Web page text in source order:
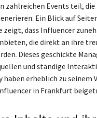
zahlreichen Events teil,
Ein Blick auf
zeigt, dass Influencer
die direkt an ihre
Dieses geschickte
und ständige
haben erheblich zu seinem
in Frankfurt